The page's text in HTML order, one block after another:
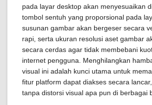
pada layar desktop akan menyesuaikan
tombol sentuh yang proporsional pada
susunan gambar akan bergeser secara
rapi, serta ukuran resolusi aset gambar
secara cerdas agar tidak membebani
internet pengguna. Menghilangkan
visual ini adalah kunci utama untuk
fitur platform dapat diakses secara
tanpa distorsi visual apa pun di berbagai